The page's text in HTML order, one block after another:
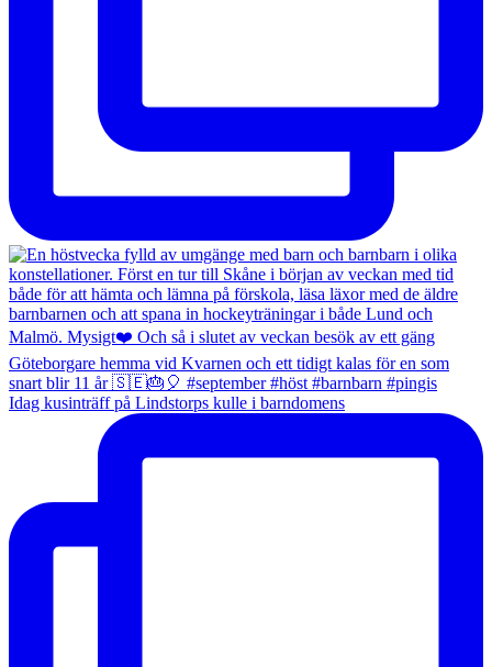
Idag kusinträff på Lindstorps kulle i barndomens